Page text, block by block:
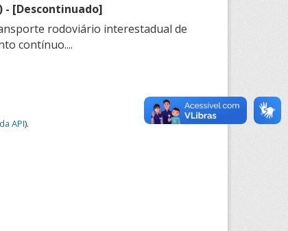
- [Descontinuado]
rodoviário interestadual de
contínuo....
API).